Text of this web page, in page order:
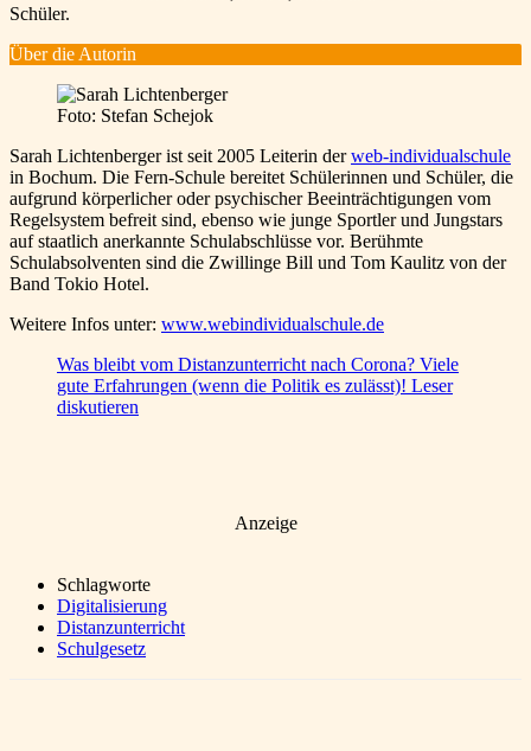
Schüler.
Über die Autorin
Foto: Stefan Schejok
Sarah Lichtenberger ist seit 2005 Leiterin derweb-individualschule
in Bochum. Die Fern-Schule bereitet Schülerinnen und Schüler, die
aufgrund körperlicher oder psychischer Beeinträchtigungen vom
Regelsystem befreit sind, ebenso wie junge Sportler und Jungstars
auf staatlich anerkannte Schulabschlüsse vor. Berühmte
Schulabsolventen sind die Zwillinge Bill und Tom Kaulitz von der
Band Tokio Hotel.
Weitere Infos unter: www.webindividualschule.de
Was bleibt vom Distanzunterricht nach Corona? Viele
gute Erfahrungen (wenn die Politik es zulässt)! Leser
diskutieren
Anzeige
Schlagworte
Digitalisierung
Distanzunterricht
Schulgesetz